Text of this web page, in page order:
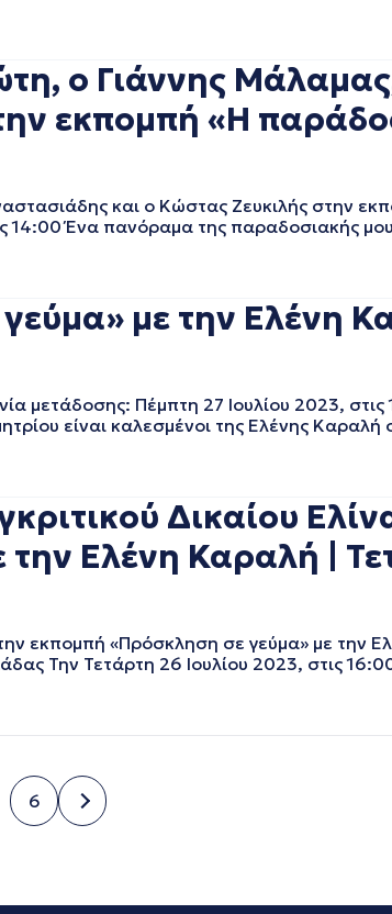
ο Γιάννης
εκπομπή «Η
και ο Κώστας Ζευκιλής στην
14:00 Ένα πανόραμα της παραδοσιακής
με την Ελένη
Πέμπτη 27 Ιουλίου 2023, στις
είναι καλεσμένοι της Ελένης Καραλή
Δικαίου
Ελένη Καραλή |
εκπομπή «Πρόσκληση σε γεύμα» με την
Την Τετάρτη 26 Ιουλίου 2023, στις
Σελίδα
6